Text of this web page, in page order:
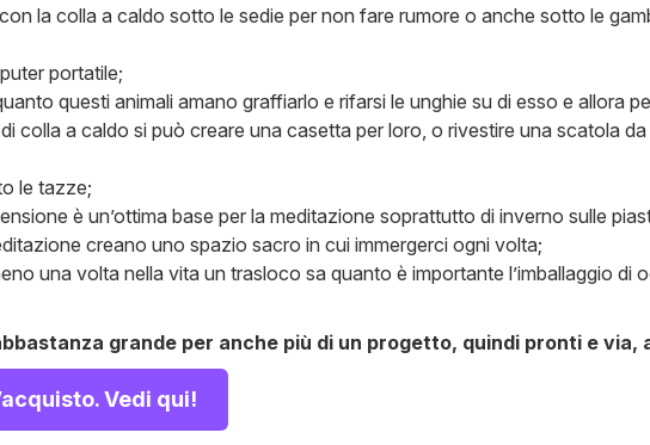
la colla a caldo sotto le sedie per non fare rumore o anche sotto le
portatile;
questi animali amano graffiarlo e rifarsi le unghie su di esso e allora
colla a caldo si può creare una casetta per loro, o rivestire una scatola
le tazze;
è un’ottima base per la meditazione soprattutto di inverno sulle
creano uno spazio sacro in cui immergerci ogni volta;
una volta nella vita un trasloco sa quanto è importante l’imballaggio di
grande per anche più di un progetto, quindi pronti e
Vedi qui!